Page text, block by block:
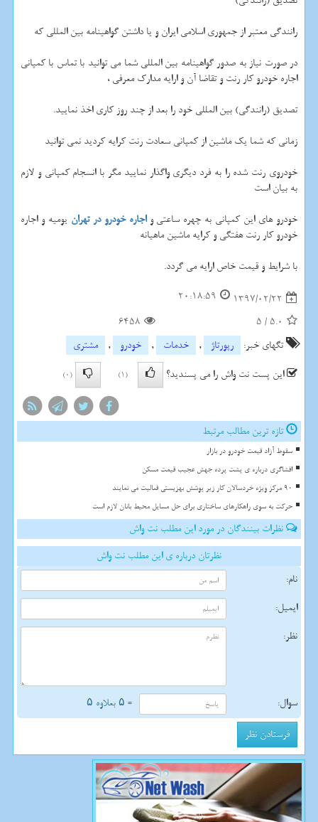
رانندگی معتبر از جمهوری اسلامی ایران و یا داشتن گواهینامه بین المللی که
در صورت نیاز به صدور گواهینامه بین المللی شما می توانید با تماس با کمپانی
اجاره خودرو کار رنت و تقاضا آن و ارایه مدارک معرفی ،
تصدیق (رانندگی) بین المللی خود را بعد از چند روز کاری اخذ نمایید.
زمانی که شما یک ماشین از کمپانی سعادت رنت کرایه کردید نمی توانید
خودروی رنت شده را به فرد دیگری واگذار نمایید مگر با انسجام کمپانی و لازم
به بیان است
خودرو های این کمپانی به چهره ساعتی واجاره خودرو در تهران یومیه و اجاره
خودرو کار رنت هفتگی و کرایه ماشین ماهیانه
با شرایط و قیمت خاص ارایه می گردد.
1397/02/22
20:18:59
5.0
/
5
6458
تگهای خبر:
رپورتاژ , خدمات , خودرو ,
مشتری
این پست نت واش را می پسندید؟
(1)
(0)
تازه ترین مطالب مرتبط
سقوط آزاد قیمت خودرو در بازار
افشاگری درباره ی پشت پرده جهش عجیب قیمت مسکن
90 مرکز ویژه خردسالان کار زیر پوشش بهزیستی فعالیت می نمایند
حرکت به سوی راهکارهای ساختاری برای حل مسایل محیط بانان لازم است
نظرات بینندگان در مورد این مطلب نت واش
نظرتان درباره ی این مطلب نت واش
نام:
ایمیل:
نظر:
سوال: = ۵ بعلاوه ۵